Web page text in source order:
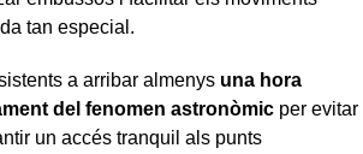
tan especial.
a arribar almenys una hora
del fenomen astronòmic per evitar
un accés tranquil als punts